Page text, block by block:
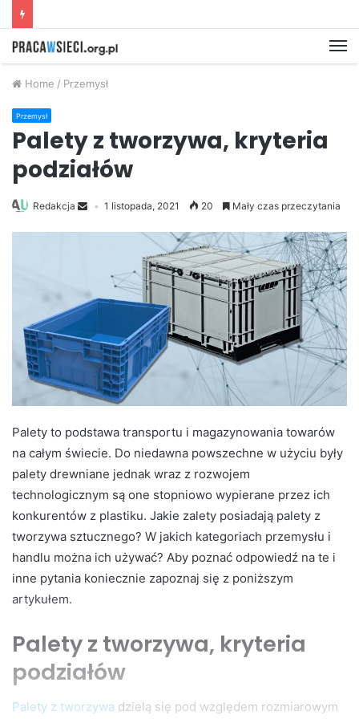
Home / Przemysł
Przemysł
Palety z tworzywa, kryteria
podziałów
Redakcja 1 listopada, 2021 20 Mały czas przeczytania
Palety to podstawa transportu i magazynowania towarów
na całym świecie. Do niedawna powszechne w użyciu były
palety drewniane jednak wraz z rozwojem
technologicznym są one stopniowo wypierane przez ich
konkurentów z plastiku. Jakie zalety posiadają palety z
tworzywa sztucznego? W jakich kategoriach przemysłu i
handlu można ich używać? Aby poznać odpowiedź na te i
inne pytania koniecznie zapoznaj się z poniższym
artykułem.
Palety z tworzywa, kryteria
podziałów
Palety z tworzywa dzielą się pod względem rozmiarowym